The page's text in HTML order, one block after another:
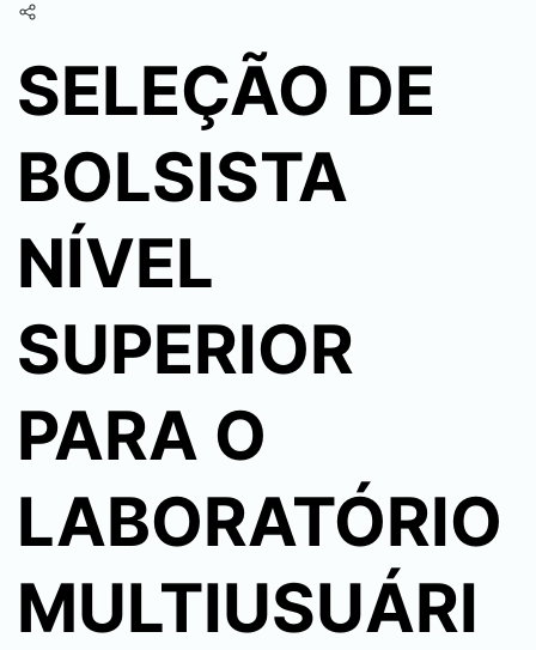
SELEÇÃO DE
BOLSISTA
NÍVEL
SUPERIOR
PARA O
LABORATÓRIO
MULTIUSUÁRI